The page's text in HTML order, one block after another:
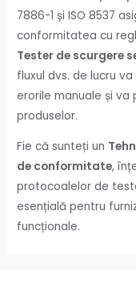
7886-1 și ISO 8537
conformitatea cu
Tester de scurgere
fluxul dvs. de lucru
erorile manuale și
produselor.
Fie că sunteți un
de conformitate,
protocoalelor de
esențială pentru
funcționale.